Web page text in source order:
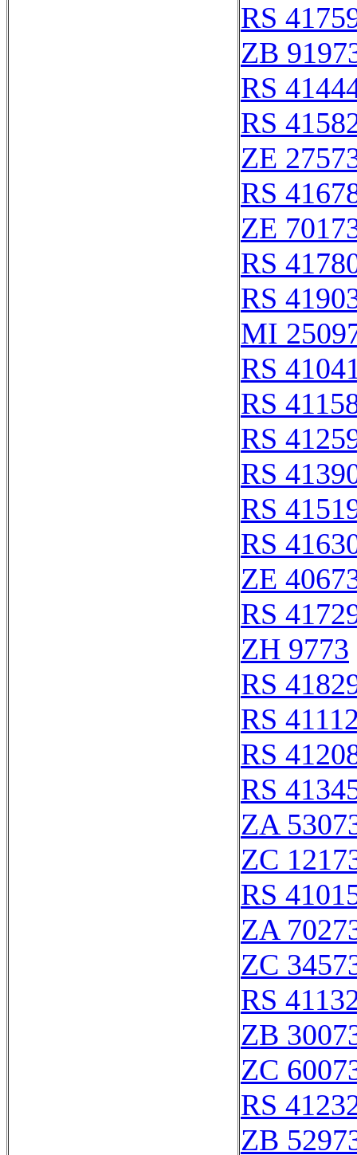
RS
ZB
RS
RS
ZE
RS
ZE
RS
RS
MI
RS
RS
RS
RS
RS
RS
ZE
RS
ZH 9773
RS
RS
RS
RS
ZA
ZC
RS
ZA
ZC
RS
ZB
ZC
RS
ZB